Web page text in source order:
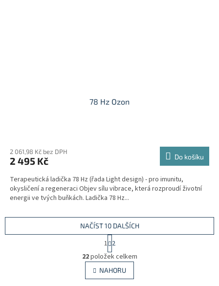
78 Hz Ozon
2 061,98 Kč bez DPH
2 495 Kč Do košíku
Terapeutická ladička 78 Hz (řada Light design) - pro imunitu,
okysličení a regeneraci Objev sílu vibrace, která rozproudí životní
energii ve tvých buňkách. Ladička 78 Hz...
O
v
l
á
NAČÍST 10 DALŠÍCH
S
t
r
á
n
k
1 2
22položek celkem
NAHORU